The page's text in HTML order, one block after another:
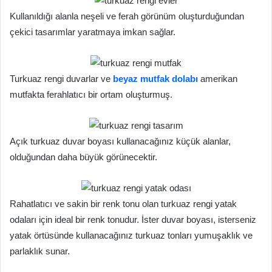
Kullanıldığı alanla neşeli ve ferah görünüm oluşturduğundan
çekici tasarımlar yaratmaya imkan sağlar.
Turkuaz rengi duvarlar ve beyaz mutfak dolabı amerikan
mutfakta ferahlatıcı bir ortam oluşturmuş.
Açık turkuaz duvar boyası kullanacağınız küçük alanlar,
olduğundan daha büyük görünecektir.
Rahatlatıcı ve sakin bir renk tonu olan turkuaz rengi yatak
odaları için ideal bir renk tonudur. İster duvar boyası, isterseniz
yatak örtüsünde kullanacağınız turkuaz tonları yumuşaklık ve
parlaklık sunar.